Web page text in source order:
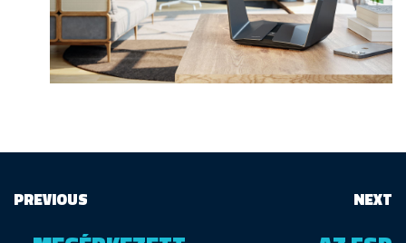
PREVIOUS NEXT